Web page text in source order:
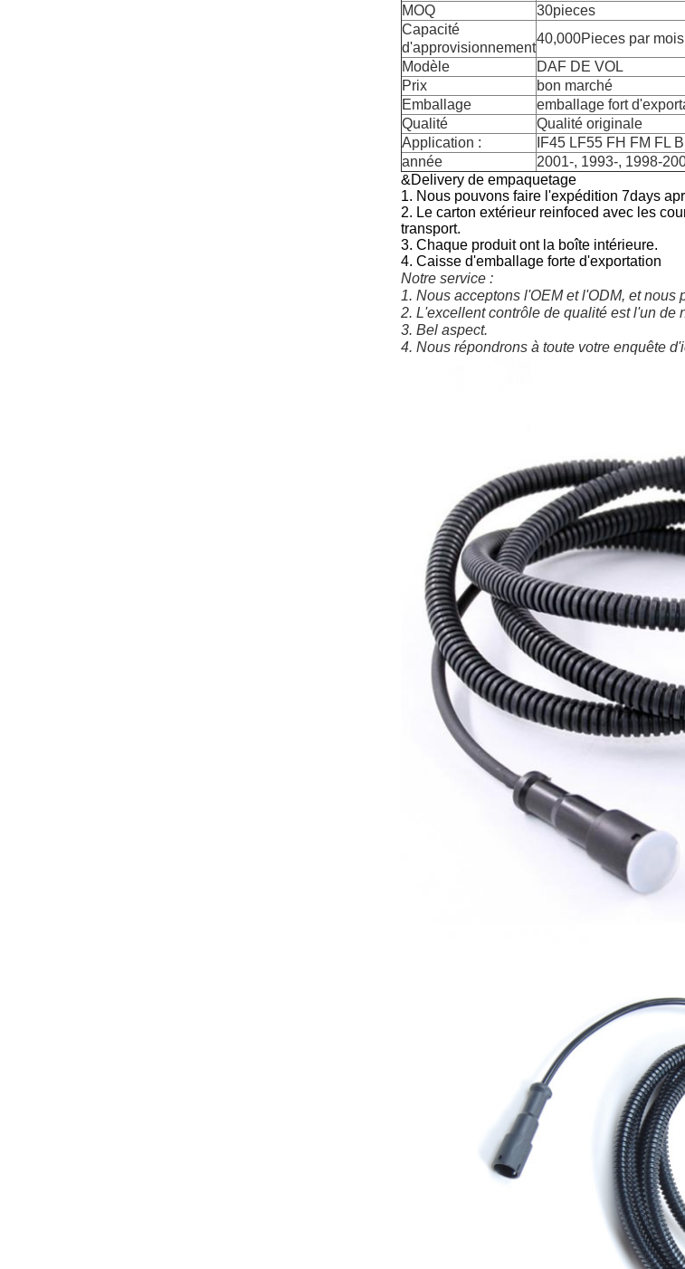
MOQ
30pieces
Capacité
d'approvisionnement
40,000Pieces par mois
Modèle
DAF DE VOL
Prix
bon marché
Emballage
emballage fort
Qualité
Qualité originale
Application :
IF45 LF55 FH FM FL
année
2001-, 1993-, 1998-
&Delivery de empaquetage
1. Nous pouvons faire l'expédition 7days
2. Le carton extérieur reinfoced avec les
transport.
3. Chaque produit ont la boîte intérieure.
4. Caisse d'emballage forte d'exportation
Notre service :
1. Nous acceptons l'OEM et l'ODM, et
2. L'excellent contrôle de qualité est l'un de
3. Bel aspect.
4. Nous répondrons à toute votre enquête